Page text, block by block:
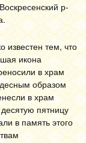
р-
известен тем, что
икона
в храм
образом
в храм
пятницу
в память этого